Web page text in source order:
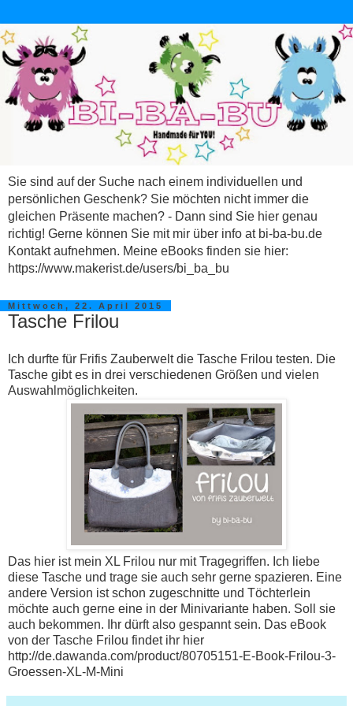
Sie sind auf der Suche nach einem individuellen und
persönlichen Geschenk? Sie möchten nicht immer die
gleichen Präsente machen? - Dann sind Sie hier genau
richtig! Gerne können Sie mit mir über info at bi-ba-bu.de
Kontakt aufnehmen. Meine eBooks finden sie hier:
https://www.makerist.de/users/bi_ba_bu
Mittwoch, 22. April 2015
Tasche Frilou
Ich durfte für Frifis Zauberwelt die Tasche Frilou testen. Die
Tasche gibt es in drei verschiedenen Größen und vielen
Auswahlmöglichkeiten.
Das hier ist mein XL Frilou nur mit Tragegriffen. Ich liebe
diese Tasche und trage sie auch sehr gerne spazieren. Eine
andere Version ist schon zugeschnitte und Töchterlein
möchte auch gerne eine in der Minivariante haben. Soll sie
auch bekommen. Ihr dürft also gespannt sein. Das eBook
von der Tasche Frilou findet ihr hier
http://de.dawanda.com/product/80705151-E-Book-Frilou-3-
Groessen-XL-M-Mini